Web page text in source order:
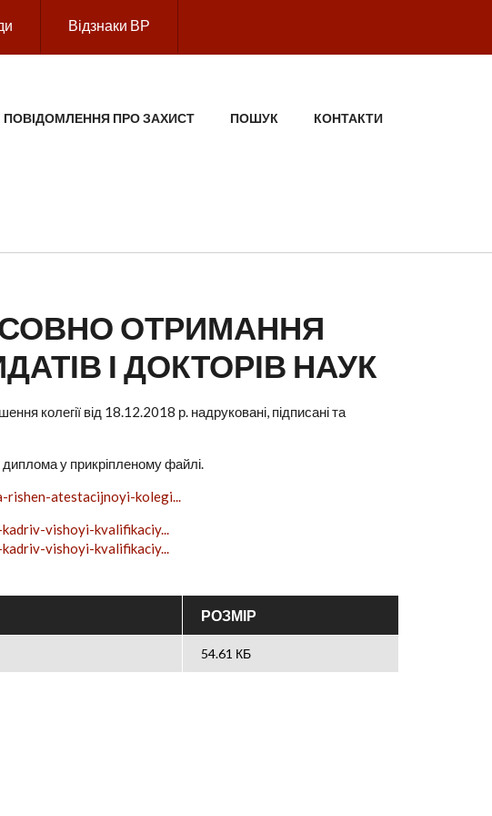
Відзнаки ВР
ПОВІДОМЛЕННЯ ПРО ЗАХИСТ ПОШУК КОНТАКТИ
ОТРИМАННЯ
І ДОКТОРІВ НАУК
колегії від 18.12.2018 р. надруковані, підписані та
диплома у прикріпленому файлі.
rishen-atestacijnoyi-kolegi...
vishoyi-kvalifikaciy...
vishoyi-kvalifikaciy...
РОЗМІР
54.61 КБ